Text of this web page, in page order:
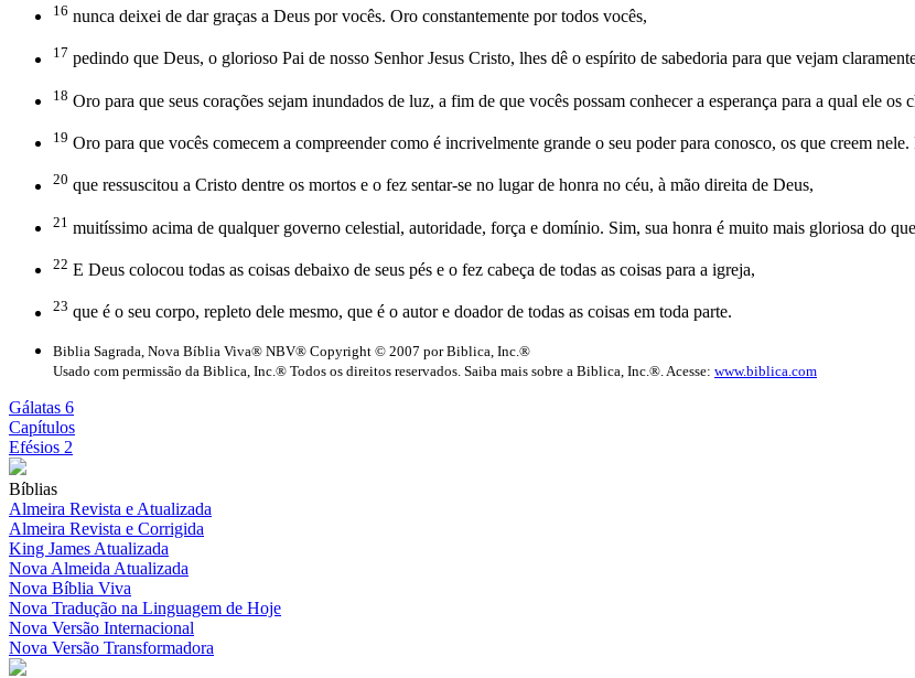
16 nunca deixei de dar graças a Deus por vocês. Oro constantemente por todos vocês,
17 pedindo que Deus, o glorioso Pai de nosso Senhor Jesus Cristo, lhes dê o espírito de sabedoria para que vejam
18 Oro para que seus corações sejam inundados de luz, a fim de que vocês possam conhecer a esperança para a qual ele
19 Oro para que vocês comecem a compreender como é incrivelmente grande o seu poder para conosco, os que creem
20 que ressuscitou a Cristo dentre os mortos e o fez sentar-se no lugar de honra no céu, à mão direita de Deus,
21 muitíssimo acima de qualquer governo celestial, autoridade, força e domínio. Sim, sua honra é muito mais gloriosa do
22 E Deus colocou todas as coisas debaixo de seus pés e o fez cabeça de todas as coisas para a igreja,
23 que é o seu corpo, repleto dele mesmo, que é o autor e doador de todas as coisas em toda parte.
Biblia Sagrada, Nova Bíblia Viva® NBV® Copyright © 2007 por Biblica, Inc.®
Usado com permissão da Biblica, Inc.® Todos os direitos reservados. Saiba mais sobre a Biblica, Inc.®. Acesse: www.biblica.com
Gálatas 6
Capítulos
Efésios 2
Bíblias
Almeira Revista e Atualizada
Almeira Revista e Corrigida
King James Atualizada
Nova Almeida Atualizada
Nova Bíblia Viva
Nova Tradução na Linguagem de Hoje
Nova Versão Internacional
Nova Versão Transformadora